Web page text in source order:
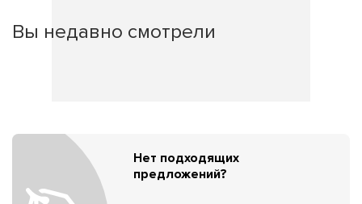
Вы недавно смотрели
Нет подходящих
предложений?